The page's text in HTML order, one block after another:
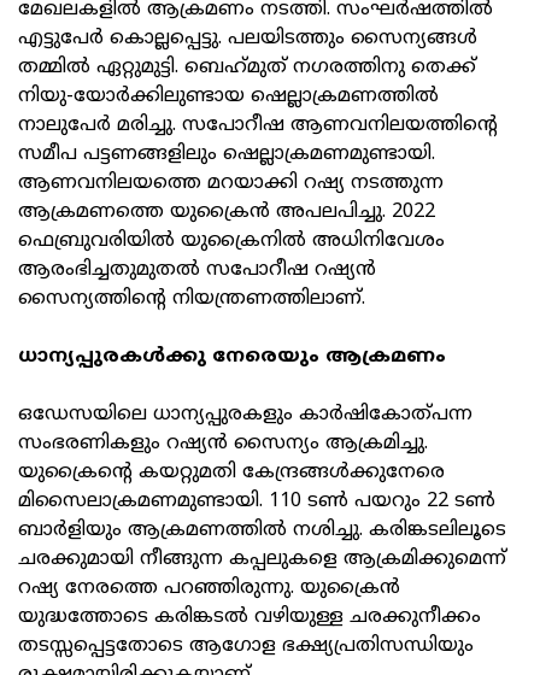
മേഖലകളില്‍ ആക്രമണം നടത്തി. സംഘര്‍ഷത്തില്‍
എട്ടുപേര്‍ കൊല്ലപ്പെട്ടു. പലയിടത്തും സൈന്യങ്ങള്‍
തമ്മില്‍ ഏറ്റുമുട്ടി. ബെഹ്‌മുത് നഗരത്തിനു തെക്ക്
നിയു-യോര്‍ക്കിലുണ്ടായ ഷെല്ലാക്രമണത്തില്‍
നാലുപേര്‍ മരിച്ചു. സപോറീഷ ആണവനിലയത്തിന്റെ
സമീപ പട്ടണങ്ങളിലും ഷെല്ലാക്രമണമുണ്ടായി.
ആണവനിലയത്തെ മറയാക്കി റഷ്യ നടത്തുന്ന
ആക്രമണത്തെ യുക്രൈന്‍ അപലപിച്ചു. 2022
ഫെബ്രുവരിയില്‍ യുക്രൈനില്‍ അധിനിവേശം
ആരംഭിച്ചതുമുതല്‍ സപോറീഷ റഷ്യന്‍
സൈന്യത്തിന്റെ നിയന്ത്രണത്തിലാണ്.
ധാന്യപ്പുരകള്‍ക്കു നേരെയും ആക്രമണം
ഒഡേസയിലെ ധാന്യപ്പുരകളും കാര്‍ഷികോത്പന്ന
സംഭരണികളും റഷ്യന്‍ സൈന്യം ആക്രമിച്ചു.
യുക്രൈന്റെ കയറ്റുമതി കേന്ദ്രങ്ങള്‍ക്കുനേരെ
മിസൈലാക്രമണമുണ്ടായി. 110 ടണ്‍ പയറും 22 ടണ്‍
ബാര്‍ളിയും ആക്രമണത്തില്‍ നശിച്ചു. കരിങ്കടലിലൂടെ
ചരക്കുമായി നീങ്ങുന്ന കപ്പലുകളെ ആക്രമിക്കുമെന്ന്
റഷ്യ നേരത്തെ പറഞ്ഞിരുന്നു. യുക്രൈന്‍
യുദ്ധത്തോടെ കരിങ്കടല്‍ വഴിയുള്ള ചരക്കുനീക്കം
തടസ്സപ്പെട്ടതോടെ ആഗോള ഭക്ഷ്യപ്രതിസന്ധിയും